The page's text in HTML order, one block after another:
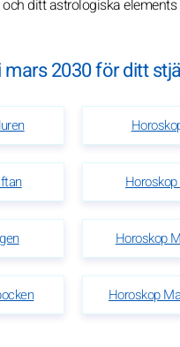
ditt astrologiska elements
2030 för ditt
Horoskop
Horoskop